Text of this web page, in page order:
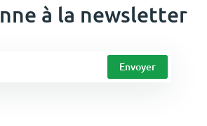
à la newsletter